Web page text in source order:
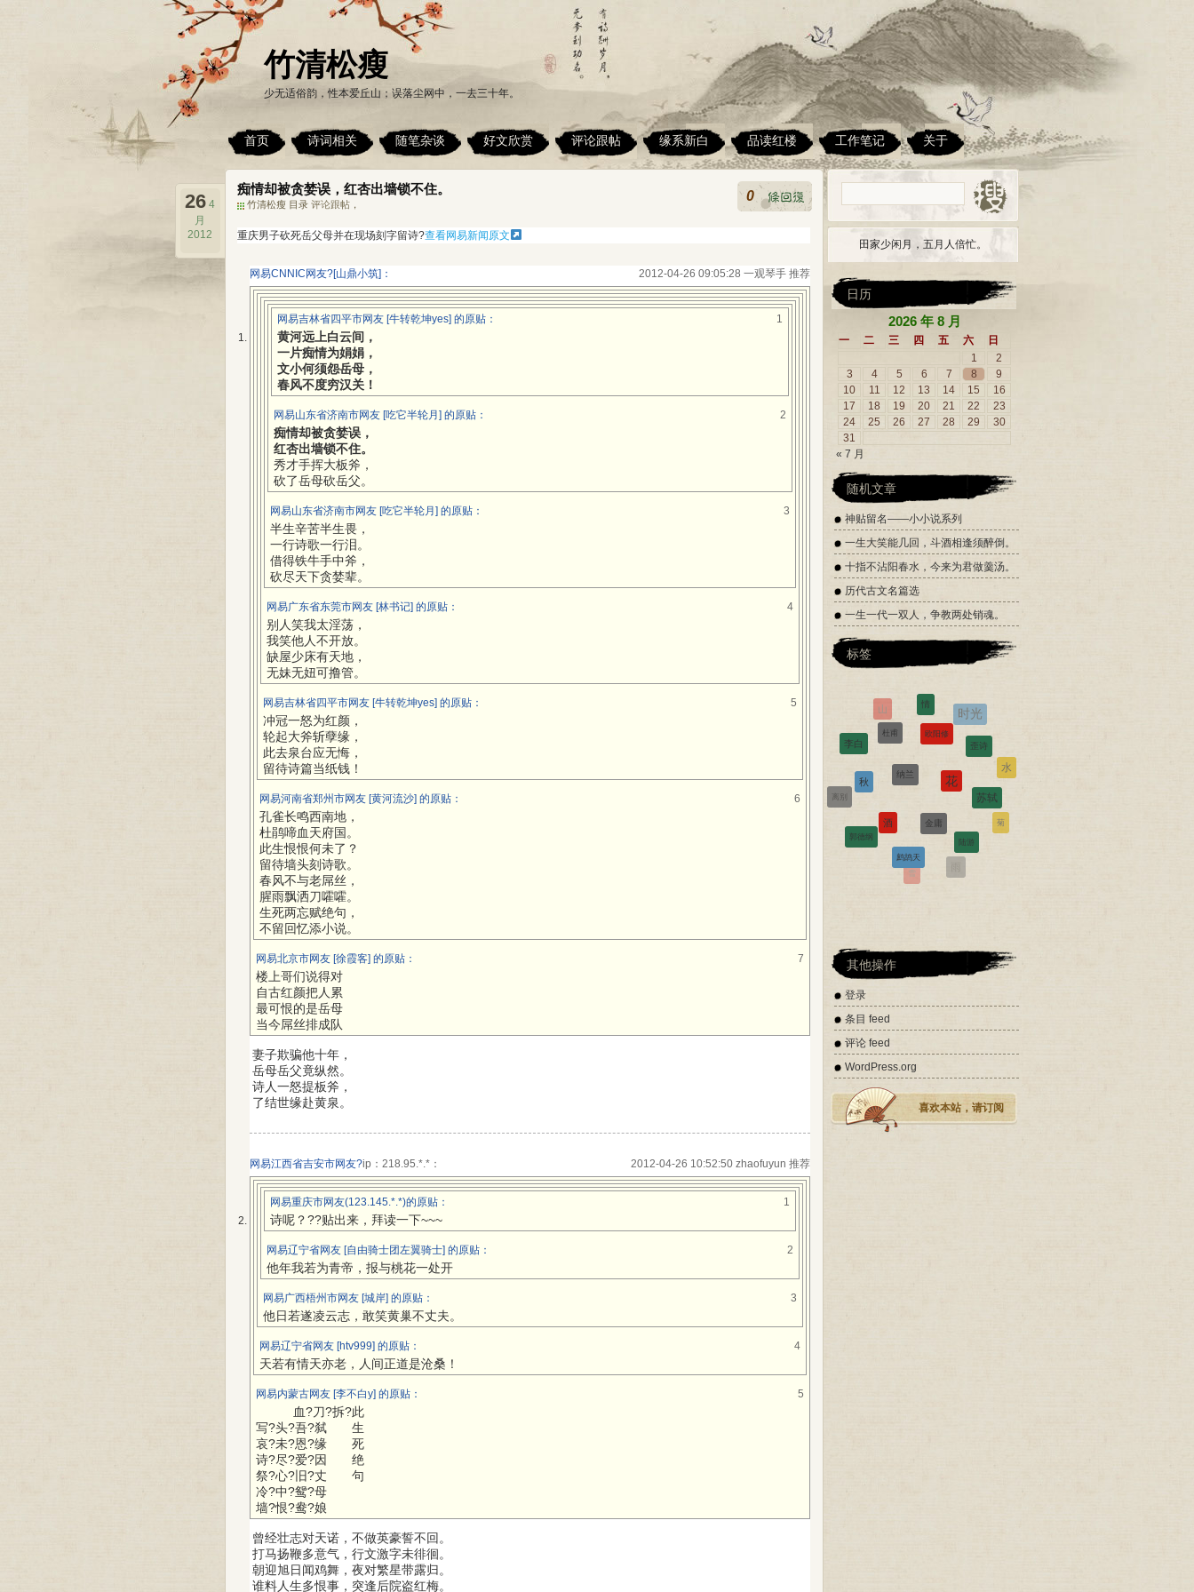
竹清松瘦
少无适俗韵，性本爱丘山；误落尘网中，一去三十年。
首页 诗词相关 随笔杂谈 好文欣赏 评论跟帖 缘系新白 品读红楼 工作笔记 关于
痴情却被贪婪误，红杏出墙锁不住。
竹清松瘦 目录 评论跟帖 ，
26 4
月
2012
0
重庆男子砍死岳父母并在现场刻字留诗?查看网易新闻原文
网易CNNIC网友?[山鼎小筑]： 2012-04-26 09:05:28 一观琴手 推荐
网易吉林省四平市网友 [牛转乾坤yes] 的原贴： 1
黄河远上白云间，
一片痴情为娟娟，
文小何须怨岳母，
春风不度穷汉关！
网易山东省济南市网友 [吃它半轮月] 的原贴： 2
痴情却被贪婪误，
红杏出墙锁不住。
秀才手挥大板斧，
砍了岳母砍岳父。
网易山东省济南市网友 [吃它半轮月] 的原贴： 3
半生辛苦半生畏，
一行诗歌一行泪。
借得铁牛手中斧，
砍尽天下贪婪辈。
网易广东省东莞市网友 [林书记] 的原贴： 4
别人笑我太淫荡，
我笑他人不开放。
缺屋少床有天地，
无妹无妞可撸管。
网易吉林省四平市网友 [牛转乾坤yes] 的原贴： 5
冲冠一怒为红颜，
轮起大斧斩孽缘，
此去泉台应无悔，
留待诗篇当纸钱！
网易河南省郑州市网友 [黄河流沙] 的原贴： 6
孔雀长鸣西南地，
杜鹃啼血天府国。
此生恨恨何未了？
留待墙头刻诗歌。
春风不与老屌丝，
腥雨飘洒刀嚯嚯。
生死两忘赋绝句，
不留回忆添小说。
网易北京市网友 [徐霞客] 的原贴： 7
楼上哥们说得对
自古红颜把人累
最可恨的是岳母
当今屌丝排成队
妻子欺骗他十年，
岳母岳父竟纵然。
诗人一怒提板斧，
了结世缘赴黄泉。
网易江西省吉安市网友?ip：218.95.*.*： 2012-04-26 10:52:50 zhaofuyun 推荐
网易重庆市网友(123.145.*.*)的原贴： 1
诗呢？??贴出来，拜读一下~~~
网易辽宁省网友 [自由骑士团左翼骑士] 的原贴： 2
他年我若为青帝，报与桃花一处开
网易广西梧州市网友 [城岸] 的原贴： 3
他日若遂凌云志，敢笑黄巢不丈夫。
网易辽宁省网友 [htv999] 的原贴： 4
天若有情天亦老，人间正道是沧桑！
网易内蒙古网友 [李不白y] 的原贴： 5
血?刀?拆?此
写?头?吾?弑 生
哀?未?恩?缘 死
诗?尽?爱?因 绝
祭?心?旧?丈 句
冷?中?鸳?母
墙?恨?鸯?娘
曾经壮志对天诺，不做英豪誓不回。
打马扬鞭多意气，行文激字未徘徊。
朝迎旭日闻鸡舞，夜对繁星带露归。
谁料人生多恨事，突逢后院盗红梅。
田家少闲月，五月人倍忙。
日历
2026 年 8 月
一 二 三 四 五 六
日
1
2
3
4 5 6 7 8
9
10
11 12 13 14 15
16
17
18 19 20 21 22
23
24
25 26 27 28 29
30
31
« 7 月
随机文章
神贴留名——小小说系列
一生大笑能几回，斗酒相逢须醉倒。
十指不沾阳春水，今来为君做羹汤。
历代古文名篇选
一生一代一双人，争教两处销魂。
标签
情
李白
杜甫
歪诗
水
离别
秋
纳兰
苏轼
菊
辛弃疾
金庸
雨
雪
鹧鸪天
其他操作
登录
条目 feed
评论 feed
WordPress.org
喜欢本站，请订阅